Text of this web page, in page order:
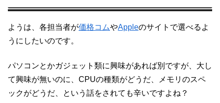
ようは、各担当者が価格コムやAppleのサイトで選べるよ
うにしたいのです。
パソコンとかガジェット類に興味があれば別ですが、大し
て興味が無いのに、CPUの種類がどうだ、メモリのスペ
ックがどうだ、という話をされても辛いですよね？